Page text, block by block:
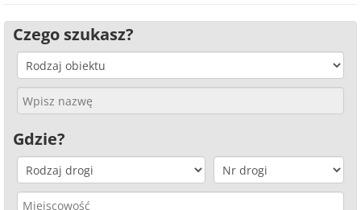
Czego szukasz?
Gdzie?